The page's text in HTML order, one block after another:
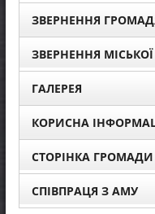
ЗВЕРНЕННЯ
ЗВЕРНЕННЯ
ГАЛЕРЕЯ
КОРИСНА
СТОРІНКА ГРОМАДИ
СПІВПРАЦЯ З АМУ